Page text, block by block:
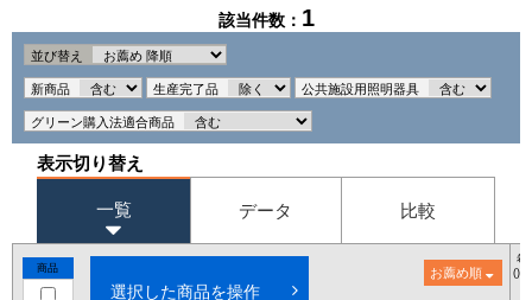
該当件数： 1
並び替え
新商品 生産完了品 公共施設用照明器具
グリーン購入法適合商品
表示切り替え
一覧 データ 比較
商品
選択した商品を操作
お薦め順
希
()